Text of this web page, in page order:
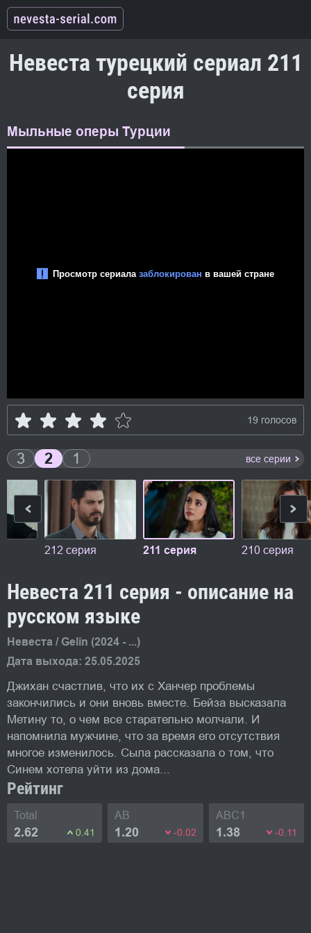
Невеста турецкий сериал 211
серия
Мыльные оперы Турции
19 голосов
3 2 1 все серии
212 серия 211 серия 210 серия
Невеста 211 серия - описание на
русском языке
Невеста / Gelin (2024 - ...)
Дата выхода: 25.05.2025
Джихан счастлив, что их с Ханчер проблемы
закончились и они вновь вместе. Бейза высказала
Метину то, о чем все старательно молчали. И
напомнила мужчине, что за время его отсутствия
многое изменилось. Сыла рассказала о том, что
Синем хотела уйти из дома...
Рейтинг
Total
2.62 0.41
AB
1.20 -0.02
ABC1
1.38 -0.11